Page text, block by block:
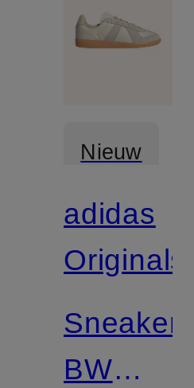
Nieuw
adidas
Originals
Sneakers
BW